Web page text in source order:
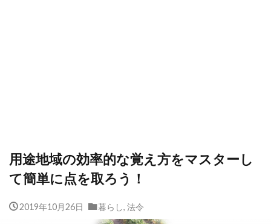
用途地域の効率的な覚え方をマスターし
て簡単に点を取ろう！
2019年10月26日 暮らし, 法令